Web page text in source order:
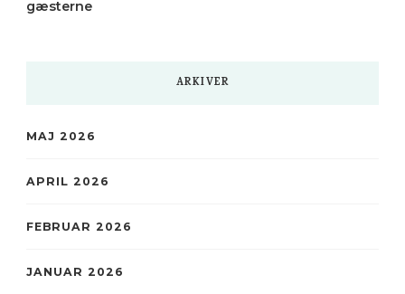
gæsterne
ARKIVER
MAJ 2026
APRIL 2026
FEBRUAR 2026
JANUAR 2026